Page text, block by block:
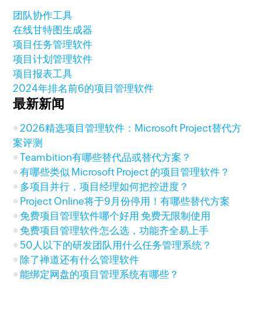
团队协作工具
在线甘特图生成器
项目任务管理软件
项目计划管理软件
项目报表工具
2024年排名前6的项目管理软件
最新新闻
2026精选项目管理软件：Microsoft Project替代方
案评测
Teambition有哪些替代品或替代方案？
有哪些类似 Microsoft Project 的项目管理软件？
多项目并行，项目经理如何把控进度？
Project Online将于9月份停用！有哪些替代方案
免费项目管理软件哪个好用 免费无限制使用
免费项目管理软件怎么选，功能齐全易上手
50人以下的研发团队用什么任务管理系统？
除了禅道还有什么管理软件
能绑定网盘的项目管理系统有哪些？